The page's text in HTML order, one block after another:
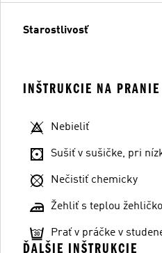
Starostlivosť
INŠTRUKCIE NA PRANIE
Nebieliť
Sušiť v sušičke, pri
Nečistiť chemicky
Žehliť s teplou
Prať v práčke v
ĎALŠIE INŠTRUKCIE